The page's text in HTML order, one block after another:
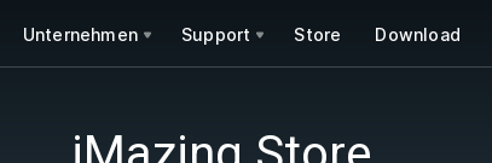
Unternehmen Support Store Download